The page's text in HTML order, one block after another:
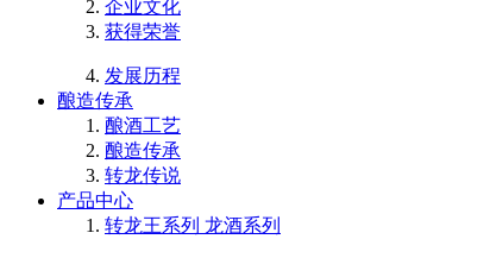
企业文化
获得荣誉
发展历程
酿造传承
酿酒工艺
酿造传承
转龙传说
产品中心
转龙王系列 龙酒系列